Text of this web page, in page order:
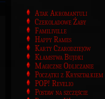
Atak Akromantuli
Czekoladowe Żaby
Familiville
Happy Rames
Karty Czarodziejów
Kłamstwa Bujdki
Magiczne Odliczanie
Początki z Kryształkiem
POP! Revelio
Postaw na szczęście